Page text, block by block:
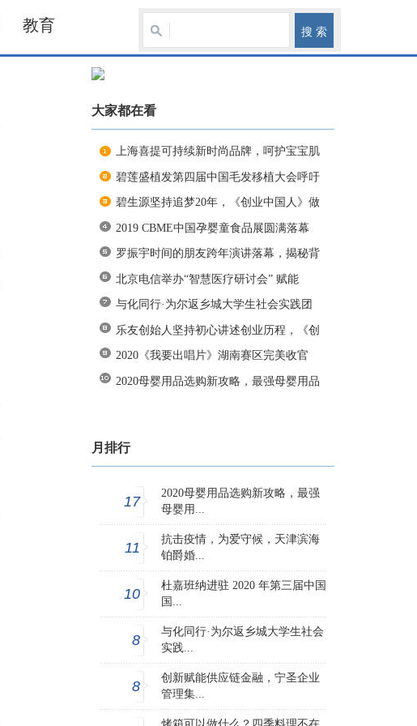
教育
大家都在看
上海喜提可持续新时尚品牌，呵护宝宝肌
碧莲盛植发第四届中国毛发移植大会呼吁
碧生源坚持追梦20年，《创业中国人》做
2019 CBME中国孕婴童食品展圆满落幕
罗振宇时间的朋友跨年演讲落幕，揭秘背
北京电信举办“智慧医疗研讨会” 赋能
与化同行·为尔返乡城大学生社会实践团
乐友创始人坚持初心讲述创业历程，《创
2020《我要出唱片》湖南赛区完美收官
2020母婴用品选购新攻略，最强母婴用品
月排行
17
2020母婴用品选购新攻略，最强
母婴用...
11
抗击疫情，为爱守候，天津滨海
铂爵婚...
10
杜嘉班纳进驻 2020 年第三届中国
国...
8
与化同行·为尔返乡城大学生社会
实践...
8
创新赋能供应链金融，宁圣企业
管理集...